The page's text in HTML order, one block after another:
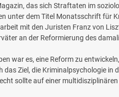
das sich Straftaten im
unter dem Titel Monatsschrift für
mit den Juristen Franz von
an der Reformierung des
war es, eine Reform zu
das Ziel, die Kriminalpsychologie in
sollte auf einer